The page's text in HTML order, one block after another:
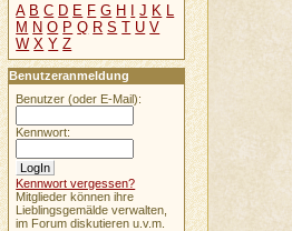
A B C D E F G H I J K L
M N O P Q R S T U V
W X Y Z
Benutzeranmeldung
Benutzer (oder E-Mail):
Kennwort:
Kennwort vergessen?
Mitglieder können ihre
Lieblingsgemälde verwalten,
im Forum diskutieren u.v.m.